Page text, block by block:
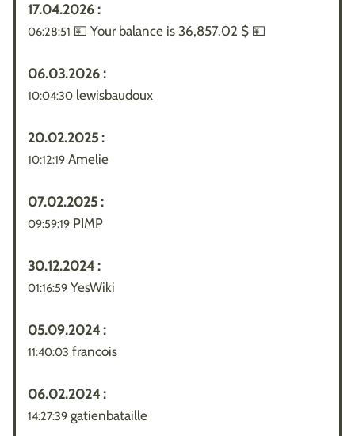
17.04.2026 :
06:28:51 💴 Your balance is 36,857.02 $ 💴
06.03.2026 :
10:04:30 lewisbaudoux
20.02.2025 :
10:12:19 Amelie
07.02.2025 :
09:59:19 PIMP
30.12.2024 :
01:16:59 YesWiki
05.09.2024 :
11:40:03 francois
06.02.2024 :
14:27:39 gatienbataille